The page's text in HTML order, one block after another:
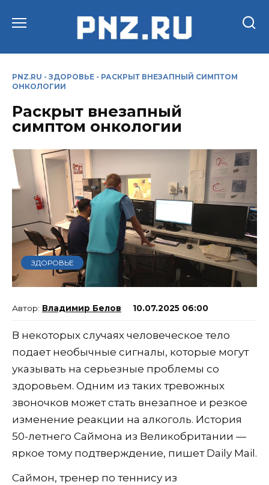
PNZ.RU - ЗДОРОВЬЕ - РАСКРЫТ ВНЕЗАПНЫЙ СИМПТОМ
ОНКОЛОГИИ
Раскрыт внезапный
симптом онкологии
ЗДОРОВЬЕ
Владимир Белов 10.07.2025 06:00
В некоторых случаях человеческое тело
подает необычные сигналы, которые могут
указывать на серьезные проблемы со
здоровьем. Одним из таких тревожных
звоночков может стать внезапное и резкое
изменение реакции на алкоголь. История
50-летнего Саймона из Великобритании —
яркое тому подтверждение, пишет Daily Mail.
Саймон, тренер по теннису из